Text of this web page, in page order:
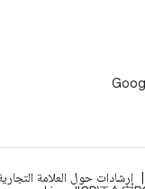
إرشادات حول العلامة